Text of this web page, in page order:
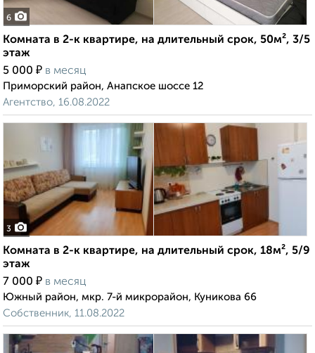
6
Комната в 2-к квартире, на длительный срок, 50м², 3/5
этаж
5 000 ₽ в месяц
Приморский район, Анапское шоссе 12
Агентство, 16.08.2022
3
Комната в 2-к квартире, на длительный срок, 18м², 5/9
этаж
7 000 ₽ в месяц
Южный район, мкр. 7-й микрорайон, Куникова 66
Собственник, 11.08.2022